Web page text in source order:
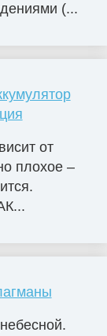
(...
от
плохое –